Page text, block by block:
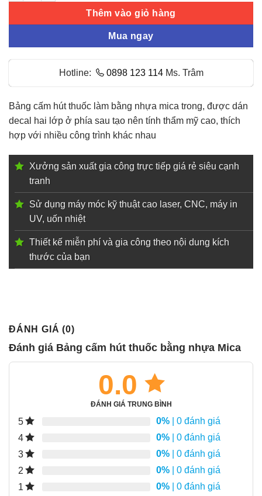
Thêm vào giỏ hàng
Mua ngay
Hotline: 0898 123 114Ms. Trâm
Bảng cấm hút thuốc làm bằng nhựa mica trong, được dán
decal hai lớp ở phía sau tạo nên tính thẩm mỹ cao, thích
hợp với nhiều công trình khác nhau
Xưởng sản xuất gia công trực tiếp giá rẻ siêu cạnh
tranh
Sử dụng máy móc kỹ thuật cao laser, CNC, máy in
UV, uốn nhiệt
Thiết kế miễn phí và gia công theo nội dung kích
thước của bạn
ĐÁNH GIÁ (0)
Đánh giá Bảng cấm hút thuốc bằng nhựa Mica
0.0
ĐÁNH GIÁ TRUNG BÌNH
5 0% | 0 đánh giá
4
0% | 0 đánh giá
3
0% | 0 đánh giá
2
0% | 0 đánh giá
1
0% | 0 đánh giá